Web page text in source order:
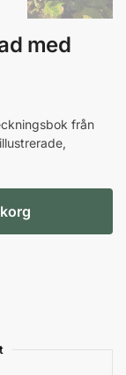
med
från